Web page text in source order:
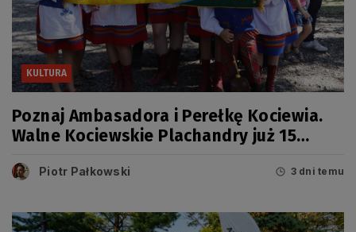
KULTURA
Poznaj Ambasadora i Perełkę Kociewia.
Walne Kociewskie Plachandry już 15
Piotr Pałkowski 3 dni temu